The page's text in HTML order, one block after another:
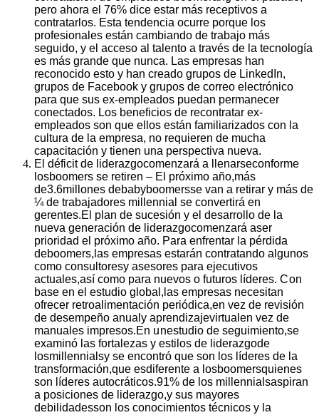
pero ahora el 76% dice estar más receptivos a
contratarlos. Esta tendencia ocurre porque los
profesionales están cambiando de trabajo más
seguido, y el acceso al talento a través de la tecnología
es más grande que nunca. Las empresas han
reconocido esto y han creado grupos de LinkedIn,
grupos de Facebook y grupos de correo electrónico
para que sus ex-empleados puedan permanecer
conectados. Los beneficios de recontratar ex-
empleados son que ellos están familiarizados con la
cultura de la empresa, no requieren de mucha
capacitación y tienen una perspectiva nueva.
El déficit de liderazgocomenzará a llenarseconforme
losboomers se retiren – El próximo año,más
de3.6millones debabyboomersse van a retirar y más de
¼ de trabajadores millennial se convertirá en
gerentes.El plan de sucesión y el desarrollo de la
nueva generación de liderazgocomenzará aser
prioridad el próximo año. Para enfrentar la pérdida
deboomers,las empresas estarán contratando algunos
como consultoresy asesores para ejecutivos
actuales,así como para nuevos o futuros líderes. Con
base en el estudio global , las empresas necesitan
ofrecer retroalimentación periódica,en vez de revisión
de desempeño anualy aprendizajevirtualen vez de
manuales impresos.En unestudio de seguimiento,se
examinó las fortalezas y estilos de liderazgode
losmillennialsy se encontró que son los líderes de la
transformación,que esdiferente a losboomersquienes
son líderes autocráticos.91% de los millennialsaspiran
a posiciones de liderazgo,y sus mayores
debilidadesson los conocimientos técnicos y la